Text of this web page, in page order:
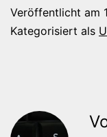
Veröffentlicht am
Kategorisiert als